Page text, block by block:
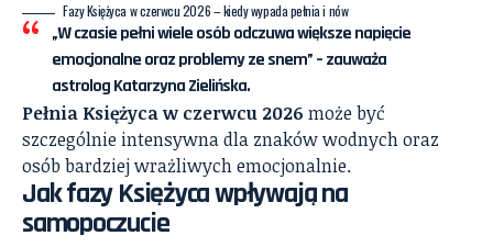
Fazy Księżyca w czerwcu 2026 – kiedy wypada pełnia i nów
„W czasie pełni wiele osób odczuwa większe napięcie
emocjonalne oraz problemy ze snem” – zauważa
astrolog Katarzyna Zielińska.
Pełnia Księżyca w czerwcu 2026 może być
szczególnie intensywna dla znaków wodnych oraz
osób bardziej wrażliwych emocjonalnie.
Jak fazy Księżyca wpływają na
samopoczucie